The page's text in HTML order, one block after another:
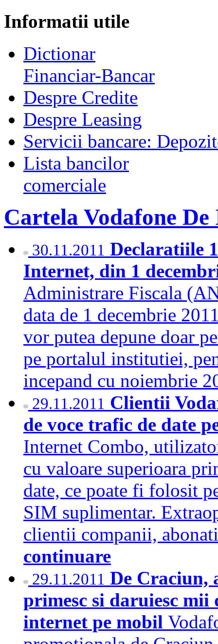
Informatii utile
Dictionar
Financiar-Bancar
Despre Credite
Despre Leasing
Servicii bancare:
Lista bancilor
comerciale
Cartela Vodafone
30.11.2011 Declaratiile
Internet, din 1
Administrare Fiscala
data de 1 decembrie
vor putea depune doar
pe portalul institutiei,
incepand cu noiembrie
29.11.2011 Clientii
de voce trafic de date
Internet Combo,
cu valoare superioara
date, ce poate fi folosit
SIM suplimentar.
clientii companii,
continuare
29.11.2011 De Craciun,
primesc si daruiesc mii
internet pe mobil